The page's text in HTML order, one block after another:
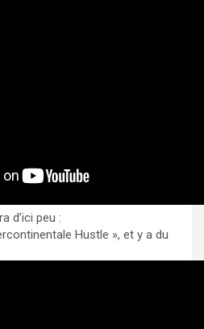
d’ici peu :
Hustle », et y a du